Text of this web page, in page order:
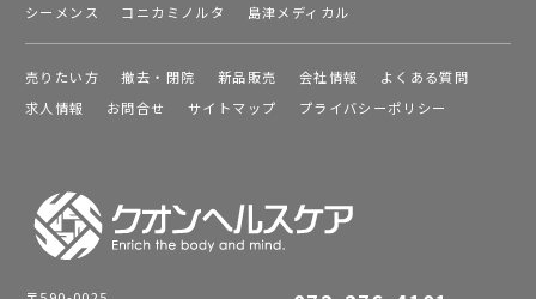
シーメンス
コニカミノルタ 島津メディカル
売りたい方 撤去・閉院 新品販売 会社情報
よくある質問
求人情報
お問合せ サイトマップ プライバシーポリシー